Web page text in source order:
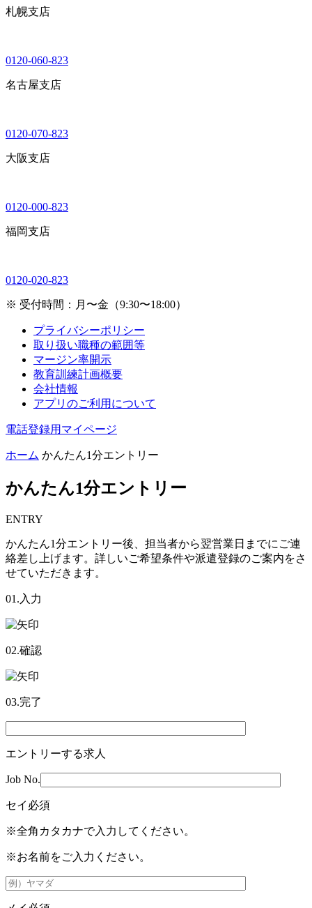
札幌支店
0120-060-823
名古屋支店
0120-070-823
大阪支店
0120-000-823
福岡支店
0120-020-823
※ 受付時間：月〜金（9:30〜18:00）
プライバシーポリシー
取り扱い職種の範囲等
マージン率開示
教育訓練計画概要
会社情報
アプリのご利用について
電話登録用マイページ
ホーム かんたん1分エントリー
かんたん1分エントリー
ENTRY
かんたん1分エントリー後、担当者から翌営業日までにご連
絡差し上げます。詳しいご希望条件や派遣登録のご案内をさ
せていただきます。
01.入力
02.確認
03.完了
エントリーする求人
Job No.
セイ 必須
※全角カタカナで入力してください。
※お名前をご入力ください。